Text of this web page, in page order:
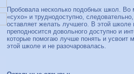
Пробовала несколько подобных школ. Во
«сухо» и труднодоступно,
оставляет желать лучшего. В этой школе
преподносится довольного доступно и
которые помогаю лучше понять и усвоит
этой школе и не разочаровалась.